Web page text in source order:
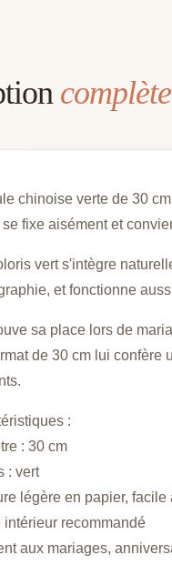
complète
chinoise verte de 30
se fixe aisément et
vert s'intègre
et fonctionne
sa place lors de
de 30 cm lui confère
:
: 30 cm
: vert
légère en papier, facile
intérieur recommandé
aux mariages,